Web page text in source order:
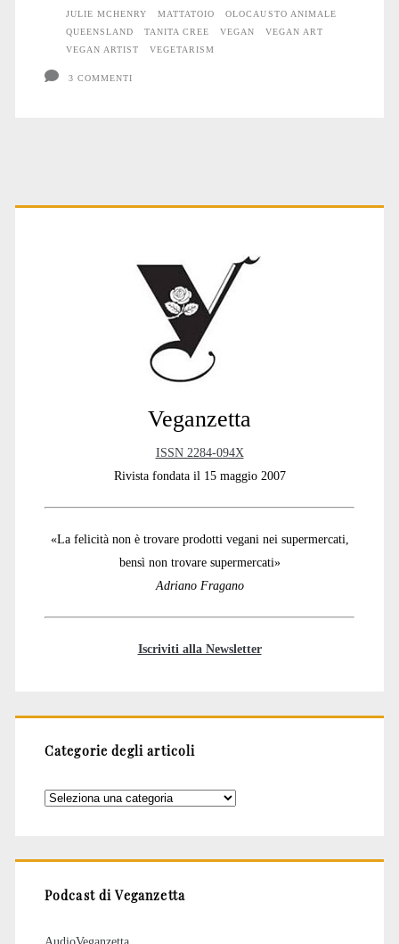
JULIE MCHENRY
MATTATOIO
OLOCAUSTO ANIMALE
QUEENSLAND
TANITA CREE VEGAN
VEGAN ART
VEGAN ARTIST
VEGETARISM
3 COMMENTI
Primary
Veganzetta
ISSN 2284-094X
Rivista fondata il 15 maggio 2007
«La felicità non è trovare prodotti vegani nei supermercati,
bensì non trovare supermercati»
Adriano Fragano
Iscriviti alla Newsletter
Categorie degli articoli
Categorie
Podcast di Veganzetta